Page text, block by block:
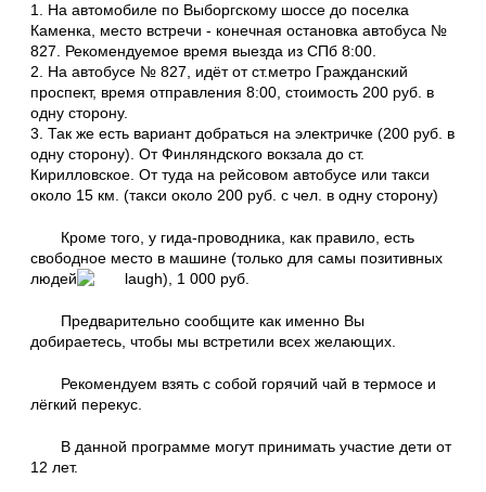
1. На автомобиле по Выборгскому шоссе до поселка
Каменка, место встречи - конечная остановка автобуса №
827. Рекомендуемое время выезда из СПб 8:00.
2. На автобусе № 827, идёт от ст.метро Гражданский
проспект, время отправления 8:00, стоимость 200 руб. в
одну сторону.
3. Так же есть вариант добраться на электричке (200 руб. в
одну сторону). От Финляндского вокзала до ст.
Кирилловское. От туда на рейсовом автобусе или такси
около 15 км. (такси около 200 руб. с чел. в одну сторону)
Кроме того, у гида-проводника, как правило, есть
свободное место в машине (только для самы позитивных
людей
), 1 000 руб.
Предварительно сообщите как именно Вы
добираетесь, чтобы мы встретили всех желающих.
Рекомендуем взять с собой горячий чай в термосе и
лёгкий перекус.
В данной программе могут принимать участие дети от
12 лет.